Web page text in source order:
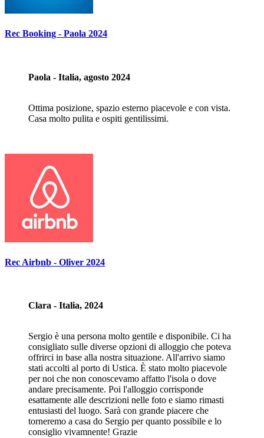
Rec Booking - Paola 2024
Paola - Italia, agosto 2024
Ottima posizione, spazio esterno piacevole e con vista.
Casa molto pulita e ospiti gentilissimi.
Rec Airbnb - Oliver 2024
Clara - Italia, 2024
Sergio è una persona molto gentile e disponibile. Ci ha
consigliato sulle diverse opzioni di alloggio che poteva
offrirci in base alla nostra situazione. All'arrivo siamo
stati accolti al porto di Ustica. È stato molto piacevole
per noi che non conoscevamo affatto l'isola o dove
andare precisamente. Poi l'alloggio corrisponde
esattamente alle descrizioni nelle foto e siamo rimasti
entusiasti del luogo. Sarà con grande piacere che
torneremo a casa do Sergio per quanto possibile e lo
consiglio vivamnente! Grazie